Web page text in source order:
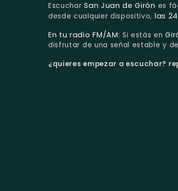
EscucharSan Juan de Girón es
desde cualquier dispositivo, las
En tu radio FM/AM: Si estás en
disfrutar de una señal estable y
¿quieres empezar a escuchar?